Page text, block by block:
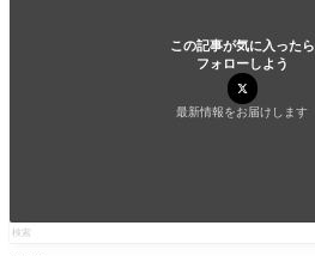
この記事が気に入ったら
フォローしよう
最新情報をお届けします